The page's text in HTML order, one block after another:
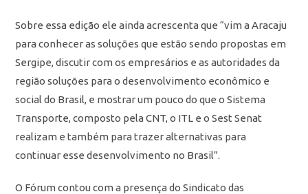
Sobre essa edição ele ainda acrescenta que “vim a Aracaju
para conhecer as soluções que estão sendo propostas em
Sergipe, discutir com os empresários e as autoridades da
região soluções para o desenvolvimento econômico e
social do Brasil, e mostrar um pouco do que o Sistema
Transporte, composto pela CNT, o ITL e o Sest Senat
realizam e também para trazer alternativas para
continuar esse desenvolvimento no Brasil”.
O Fórum contou com a presença do Sindicato das